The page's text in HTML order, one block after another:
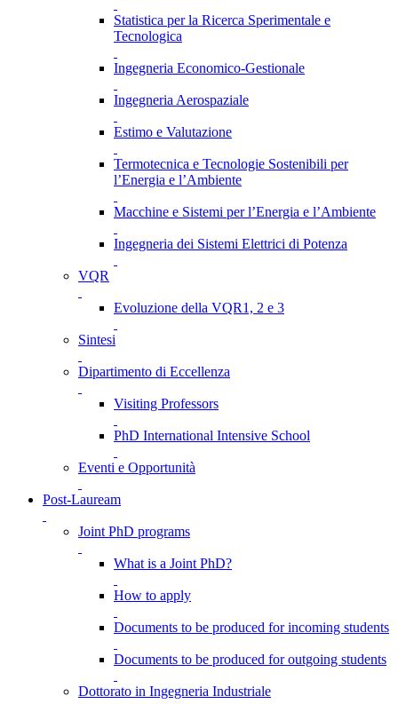
Statistica per la Ricerca Sperimentale e
Tecnologica
Ingegneria Economico-Gestionale
Ingegneria Aerospaziale
Estimo e Valutazione
Termotecnica e Tecnologie Sostenibili per
l’Energia e l’Ambiente
Macchine e Sistemi per l’Energia e l’Ambiente
Ingegneria dei Sistemi Elettrici di Potenza
VQR
Evoluzione della VQR1, 2 e 3
Sintesi
Dipartimento di Eccellenza
Visiting Professors
PhD International Intensive School
Eventi e Opportunità
Post-Lauream
Joint PhD programs
What is a Joint PhD?
How to apply
Documents to be produced for incoming students
Documents to be produced for outgoing students
Dottorato in Ingegneria Industriale